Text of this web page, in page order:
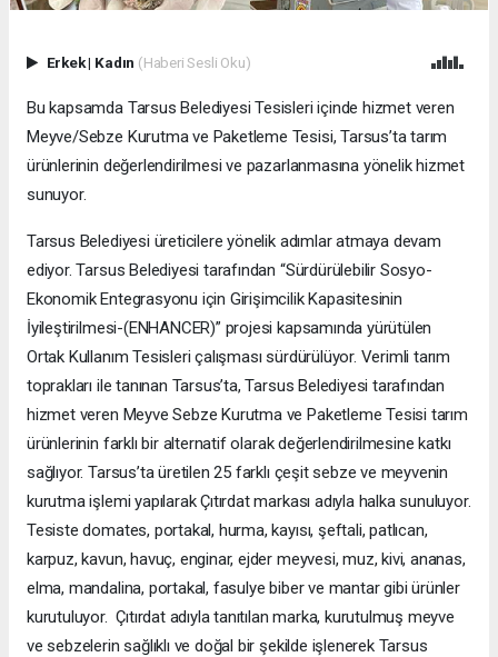
Erkek| Kadın (Haberi Sesli Oku)
Bu kapsamda Tarsus Belediyesi Tesisleri içinde hizmet veren
Meyve/Sebze Kurutma ve Paketleme Tesisi, Tarsus’ta tarım
ürünlerinin değerlendirilmesi ve pazarlanmasına yönelik hizmet
sunuyor.
Tarsus Belediyesi üreticilere yönelik adımlar atmaya devam
ediyor. Tarsus Belediyesi tarafından “Sürdürülebilir Sosyo-
Ekonomik Entegrasyonu için Girişimcilik Kapasitesinin
İyileştirilmesi-(ENHANCER)” projesi kapsamında yürütülen
Ortak Kullanım Tesisleri çalışması sürdürülüyor. Verimli tarım
toprakları ile tanınan Tarsus’ta, Tarsus Belediyesi tarafından
hizmet veren Meyve Sebze Kurutma ve Paketleme Tesisi tarım
ürünlerinin farklı bir alternatif olarak değerlendirilmesine katkı
sağlıyor. Tarsus’ta üretilen 25 farklı çeşit sebze ve meyvenin
kurutma işlemi yapılarak Çıtırdat markası adıyla halka sunuluyor.
Tesiste domates, portakal, hurma, kayısı, şeftali, patlıcan,
karpuz, kavun, havuç, enginar, ejder meyvesi, muz, kivi, ananas,
elma, mandalina, portakal, fasulye biber ve mantar gibi ürünler
kurutuluyor. Çıtırdat adıyla tanıtılan marka, kurutulmuş meyve
ve sebzelerin sağlıklı ve doğal bir şekilde işlenerek Tarsus